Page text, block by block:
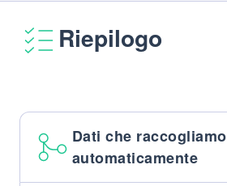
Riepilogo
Dati che raccogliamo
automaticamente